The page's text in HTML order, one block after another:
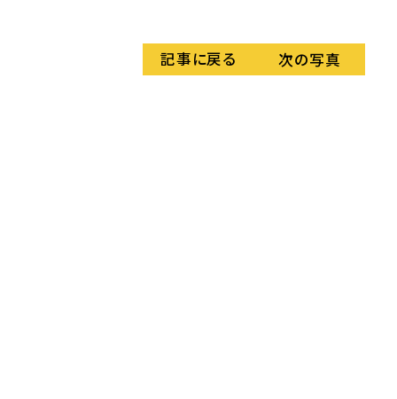
記事に戻る 次の写真